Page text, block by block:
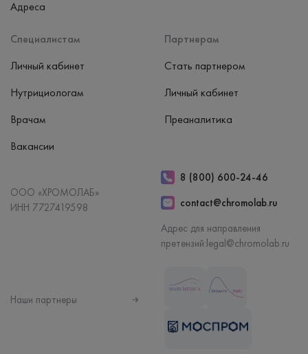
Адреса
Специалистам
Личный кабинет
Нутрициологам
Врачам
Вакансии
Партнерам
Стать партнером
Личный кабинет
Преаналитика
ООО «ХРОМОЛАБ»
ИНН 7727419598
8 (800) 600-24-46
contact@chromolab.ru
Адрес для направления
претензий:legal@chromolab.ru
Наши партнеры